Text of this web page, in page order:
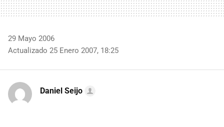
29 Mayo 2006
Actualizado 25 Enero 2007, 18:25
Daniel Seijo